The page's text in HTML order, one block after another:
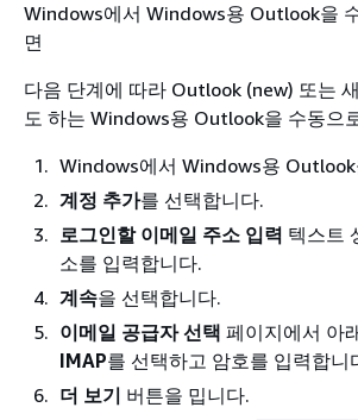
Windows에서 Windows용 Outlook을
면
다음 단계에 따라 Outlook (new) 또는
도 하는 Windows용 Outlook을 수동으
Windows에서 Windows용 Outlook
계정 추가를 선택합니다.
로그인할 이메일 주소 입력 텍스트
소를 입력합니다.
계속을 선택합니다.
이메일 공급자 선택 페이지에서 아
IMAP를 선택하고 암호를 입력합니
더 보기 버튼을 밉니다.